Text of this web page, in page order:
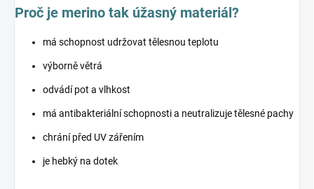
Proč je merino tak úžasný materiál?
má schopnost udržovat tělesnou teplotu
výborně větrá
odvádí pot a vlhkost
má antibakteriální schopnosti a neutralizuje tělesné pachy
chrání před UV zářením
je hebký na dotek